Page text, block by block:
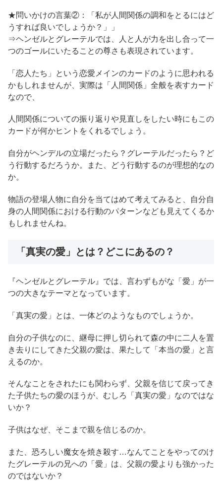
★問いかけの言葉②：「私が人間関係の調和をとるにはど
うすれば良いでしょうか？」」
⇒ヘンゼルとグレーテルでは、人と人が力を出し合って一
つのゴールにいたることの尊さも表現されています。
「恋人たち」という恋愛メインのカードのように思われる
かもしれませんが、実際は「人間関係」全般を表すカード
なので、
人間関係についての振り返りや見直しをしたい時にもこの
カードが何かヒントをくれるでしょう。
自分がヘンデルの立場だったら？グレーテルだったら？ど
う行動するだろうか。また、どう行動するのが理想的なの
か。
物語の登場人物に自分を当てはめて考えてみると、自分自
身の人間関係における行動のパターンなども見えてくるか
もしれませんね。
「真実の愛」とは？どこにあるの？
『ヘンゼルとグレーテル』では、言わずもがな「愛」が一
つの大きなテーマとなっています。
「真実の愛」とは、一体どのようなものでしょうか。
自分の子供なのに、継母に押し切られて森の中に二人を置
き去りにしてきた父親の愛は、果たして「本当の愛」と言
えるのか。
そんなことをされたにも関わらず、父親を信じて戻ってき
た子供たちの愛のほうが、むしろ「真実の愛」なのではな
いか？
子供はなぜ、そこまで親を信じるのか。
また、恐ろしい魔女を焼き殺す…なんてことをやってのけ
たグレーテルの兄への「愛」は、父親の愛よりも強かった
のではないか？